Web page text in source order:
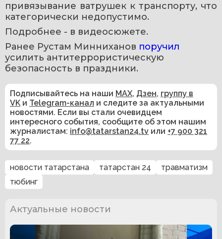
привязывание ватрушек к транспорту, что
категорически недопустимо.
Подробнее - в видеосюжете.
Ранее Рустам Минниханов
усилить антитеррористическую
безопасность в праздники.
Подписывайтесь на наши MAX, Дзен, группу в
VK и Telegram-канал и следите за актуальными
новостями. Если вы стали очевидцем
интересного события, сообщите об этом нашим
журналистам: info@tatarstan24.tv или +7 900 321
77 22.
новости татарстана татарстан 24
травматизм
тюбинг
Актуальные новости